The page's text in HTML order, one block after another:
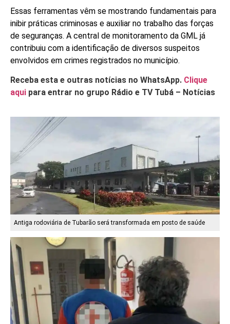
Essas ferramentas vêm se mostrando fundamentais para
inibir práticas criminosas e auxiliar no trabalho das forças
de seguranças. A central de monitoramento da GML já
contribuiu com a identificação de diversos suspeitos
envolvidos em crimes registrados no município.
Receba esta e outras notícias no WhatsApp. Clique
aqui para entrar no grupo Rádio e TV Tubá – Notícias
Antiga rodoviária de Tubarão será transformada em posto de saúde